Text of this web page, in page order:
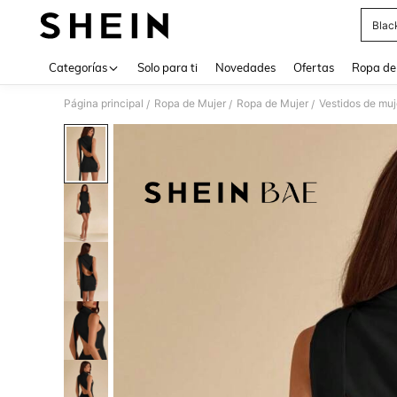
Categorías Solo para ti Novedades Ofertas Ropa
Página principal / Ropa de Mujer / Ropa de Mujer / Vestidos de